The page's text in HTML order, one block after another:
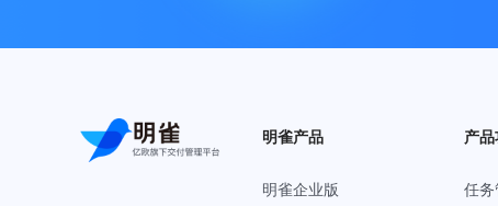
明雀产品
明雀企业版
产
任务